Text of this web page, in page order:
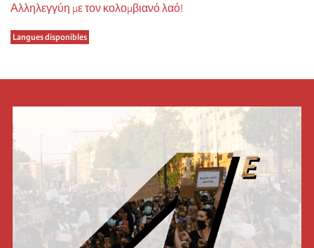
Αλληλεγγύη με τον κολομβιανό λαό!
Langues disponibles